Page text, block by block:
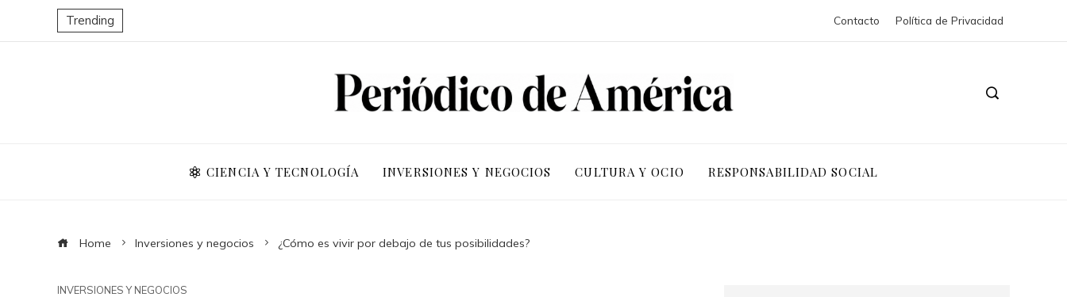
Trending Contacto Política de Privacidad
CIENCIA Y TECNOLOGÍA INVERSIONES Y NEGOCIOS CULTURA Y OCIO RESPONSABILIDAD SOCIAL
Home Inversiones y negocios ¿Cómo es vivir por debajo de tus posibilidades?
INVERSIONES Y NEGOCIOS